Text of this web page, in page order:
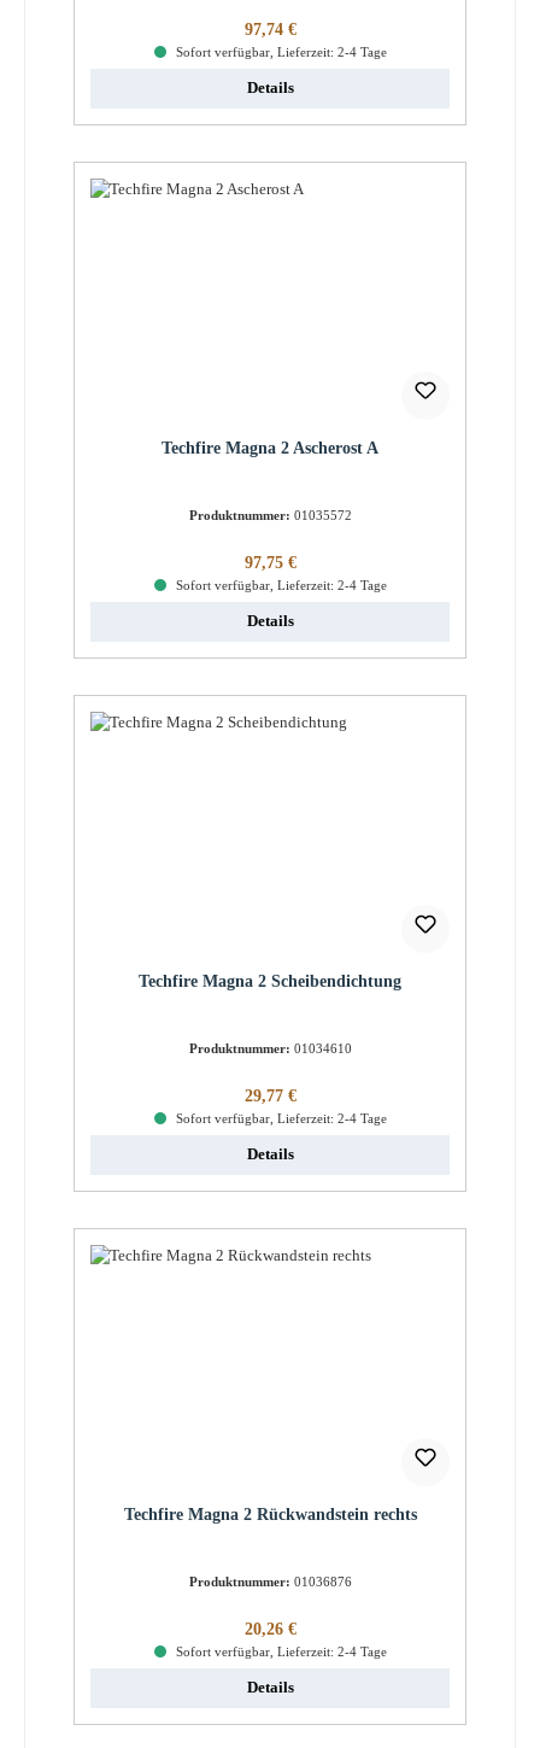
Regulärer Preis:
97,74 €
Sofort verfügbar, Lieferzeit: 2-4 Tage
Details
Techfire Magna 2 Ascherost A
Produktnummer: 01035572
Regulärer Preis:
97,75 €
Sofort verfügbar, Lieferzeit: 2-4 Tage
Details
Techfire Magna 2 Scheibendichtung
Produktnummer: 01034610
Regulärer Preis:
29,77 €
Sofort verfügbar, Lieferzeit: 2-4 Tage
Details
Techfire Magna 2 Rückwandstein rechts
Produktnummer: 01036876
Regulärer Preis:
20,26 €
Sofort verfügbar, Lieferzeit: 2-4 Tage
Details